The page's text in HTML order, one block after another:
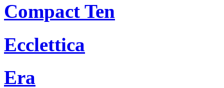
Compact Ten
Ecclettica
Era